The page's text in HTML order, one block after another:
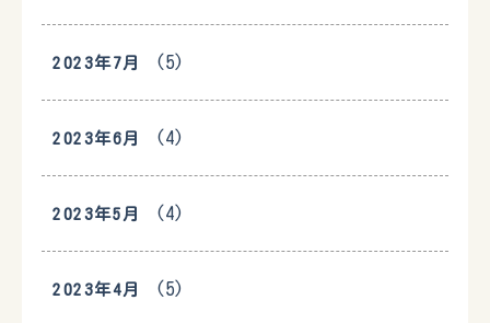
2023年7月 (5)
2023年6月 (4)
2023年5月 (4)
2023年4月 (5)